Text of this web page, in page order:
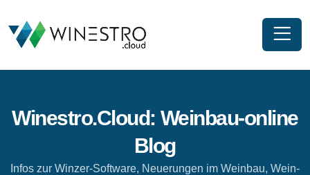
Winestro.Cloud: Weinbau-online
Blog
Infos zur Winzer-Software, Neuerungen im Weinbau, Wein-